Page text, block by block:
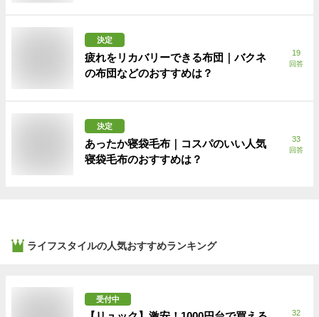
決定
疲れをリカバリーできる布団｜バクネ
の布団などのおすすめは？
19
回答
決定
あったか寝袋毛布｜コスパのいい人気
寝袋毛布のおすすめは？
33
回答
ライフスタイルの人気おすすめランキング
受付中
32